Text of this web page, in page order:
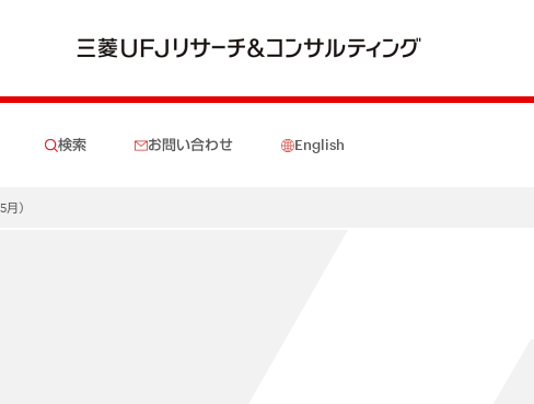
検索 お問い合わせ English
）